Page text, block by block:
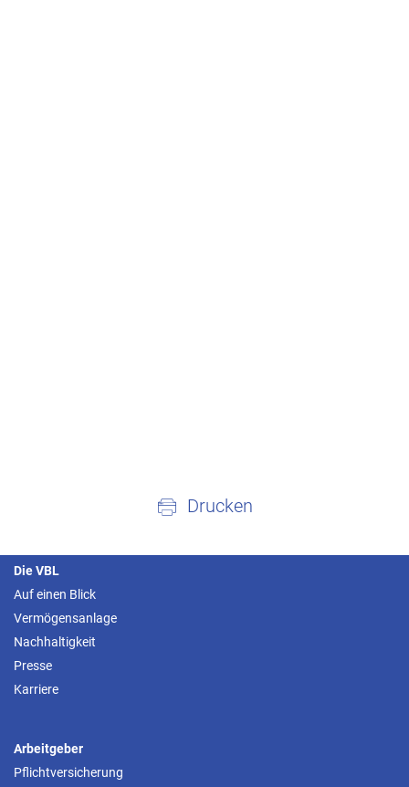
Drucken
Die VBL
Auf einen Blick
Vermögensanlage
Nachhaltigkeit
Presse
Karriere
Arbeitgeber
Pflichtversicherung